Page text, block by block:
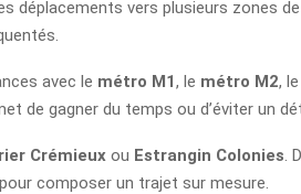
vers plusieurs zones de
avec le métro M1, le métro M2, le
de gagner du temps ou d’éviter un
Crémieux ou Estrangin Colonies .
composer un trajet sur mesure.